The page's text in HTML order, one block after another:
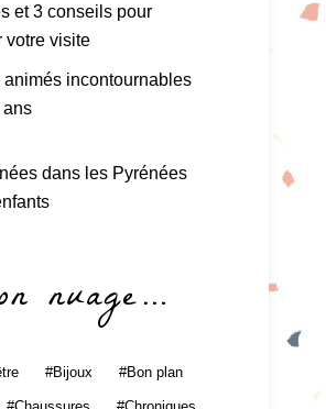
et 3 conseils pour
votre visite
animés incontournables
ans
dans les Pyrénées
nuage…
Bijoux Bon plan